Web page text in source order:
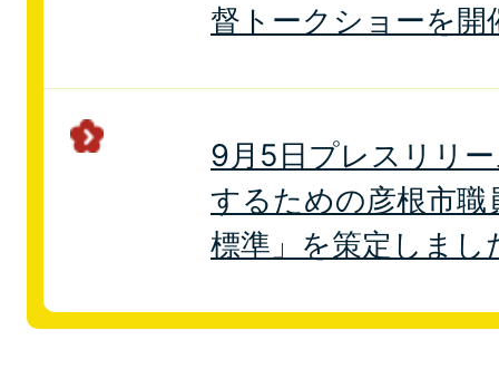
督トークショーを開
9月5日プレスリリ
するための彦根市
標準」を策定しまし